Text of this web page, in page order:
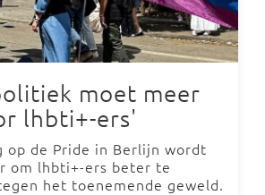
moet meer
lhbti+-ers'
op de Pride in Berlijn wordt
om lhbti+-ers beter te
het toenemende geweld.